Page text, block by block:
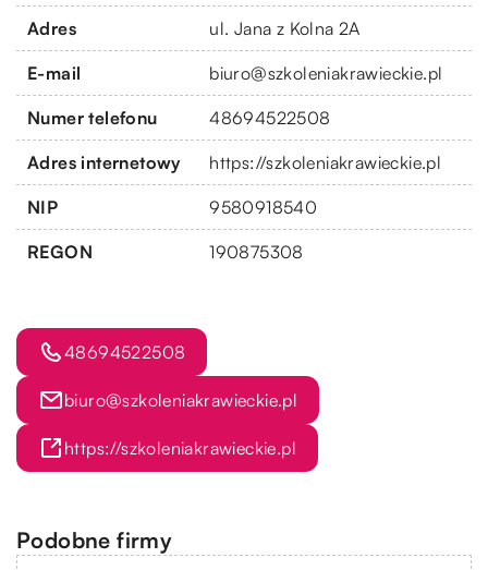
Adres ul. Jana z Kolna 2A
E-mail biuro@szkoleniakrawieckie.pl
Numer telefonu 48694522508
Adres internetowy https://szkoleniakrawieckie.pl
NIP 9580918540
REGON 190875308
48694522508
biuro@szkoleniakrawieckie.pl
https://szkoleniakrawieckie.pl
Podobne firmy